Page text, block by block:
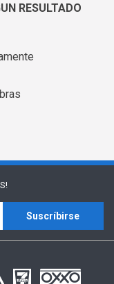
RESULTADO
Suscríbirse